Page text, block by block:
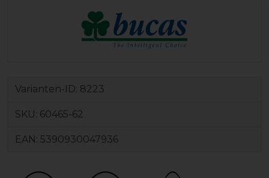
Varianten-ID: 8223
SKU: 60465-62
EAN: 5390930047936